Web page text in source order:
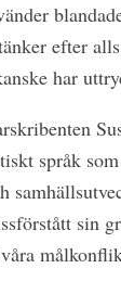
efter
har
språk
sin